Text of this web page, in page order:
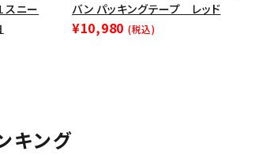
スニー
バン パッキングテープ レッド
¥10,980 (税込)
キング